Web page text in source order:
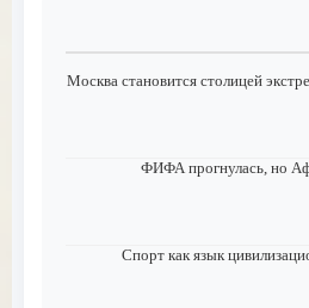
Москва становится столицей
ФИФА прогнулась, но
Спорт как язык